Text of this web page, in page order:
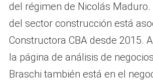
del régimen de Nicolás
del sector construcción está
Constructora CBA desde 2015.
la página de análisis de
Braschi también está en el